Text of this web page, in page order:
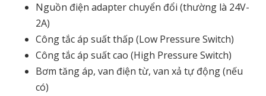
Nguồn điện adapter chuyển đổi (thường là 24V-
2A)
Công tắc áp suất thấp (Low Pressure Switch)
Công tắc áp suất cao (High Pressure Switch)
Bơm tăng áp, van điện từ, van xả tự động (nếu
có)